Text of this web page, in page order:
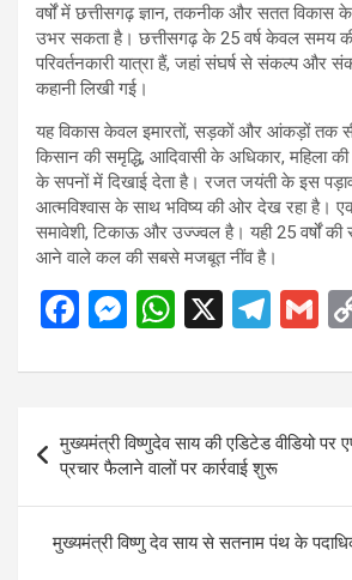
वर्षों में छत्तीसगढ़ ज्ञान, तकनीक और सतत
उभर सकता है। छत्तीसगढ़ के 25 वर्ष केवल समय
परिवर्तनकारी यात्रा हैं, जहां संघर्ष से संकल्प और
कहानी लिखी गई।
यह विकास केवल इमारतों, सड़कों और आंकड़ों तक
किसान की समृद्धि, आदिवासी के अधिकार, महिला
के सपनों में दिखाई देता है। रजत जयंती के इस
आत्मविश्वास के साथ भविष्य की ओर देख रहा है।
समावेशी, टिकाऊ और उज्ज्वल है। यही 25 वर्षों
आने वाले कल की सबसे मजबूत नींव है।
F
ce
b
o
o
k
M
se
n
g
er
W
at
A
p
p
X
T
e
gr
a
m
G
navigation
मुख्यमंत्री विष्णुदेव साय की एडिटेड वीडियो
प्रचार फैलाने वालों पर कार्रवाई शुरू
मुख्यमंत्री विष्णु देव साय से सतनाम पंथ के